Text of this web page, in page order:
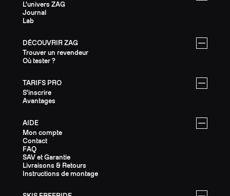
L'univers ZAG
Journal
Lab
DÉCOUVRIR ZAG
Trouver un revendeur
Où tester ?
TARIFS PRO
S'inscrire
Avantages
AIDE
Mon compte
Contact
FAQ
SAV et Garantie
Livraisons & Retours
Instructions de montage